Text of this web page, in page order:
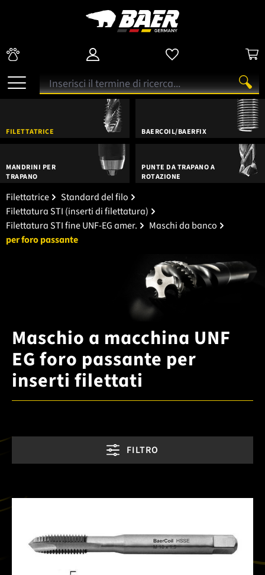
FILETTATRICE BAERCOIL/BAERFIX
MANDRINI PER
TRAPANO
PUNTE DA TRAPANO A
ROTAZIONE
Filettatrice
Standard del filo
Filettatura STI (inserti di filettatura)
Filettatura STI fine UNF-EG amer.
Maschi da banco
per foro passante
Maschio a macchina UNF
EG foro passante per
inserti filettati
FILTRO